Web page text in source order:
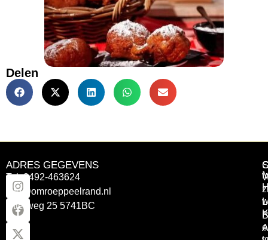
Delen
ADRES GEGEVENS
Tel: 0492-463624
info@omroeppeelrand.nl
Otterweg 25 5741BC